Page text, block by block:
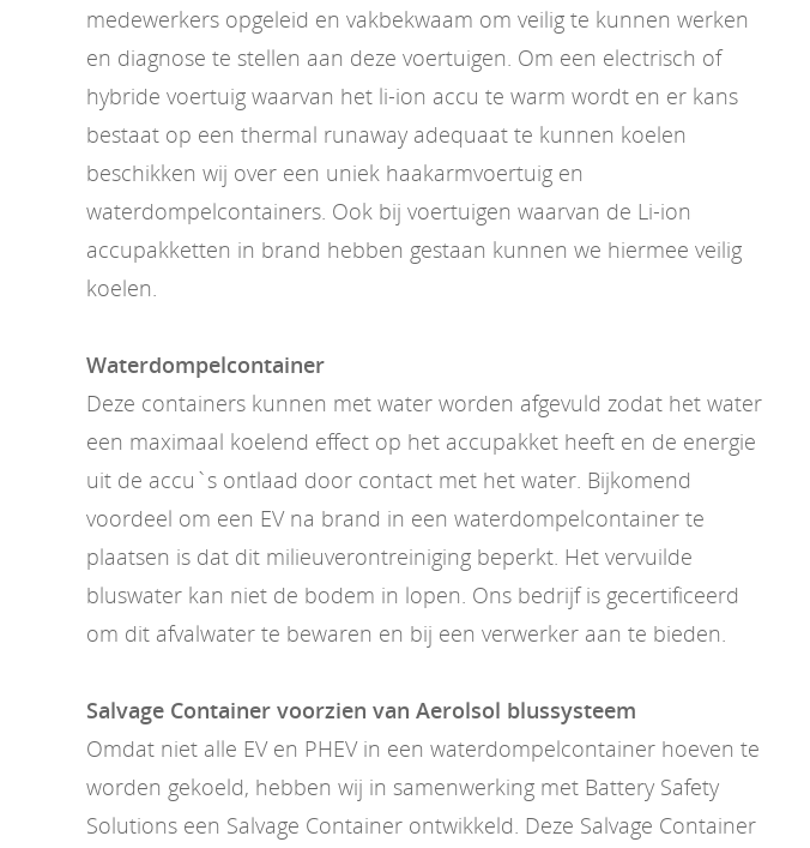
medewerkers opgeleid en vakbekwaam om veilig te kunnen werken
en diagnose te stellen aan deze voertuigen. Om een electrisch of
hybride voertuig waarvan het li-ion accu te warm wordt en er kans
bestaat op een thermal runaway adequaat te kunnen koelen
beschikken wij over een uniek haakarmvoertuig en
waterdompelcontainers. Ook bij voertuigen waarvan de Li-ion
accupakketten in brand hebben gestaan kunnen we hiermee veilig
koelen.
Waterdompelcontainer
Deze containers kunnen met water worden afgevuld zodat het water
een maximaal koelend effect op het accupakket heeft en de energie
uit de accu`s ontlaad door contact met het water. Bijkomend
voordeel om een EV na brand in een waterdompelcontainer te
plaatsen is dat dit milieuverontreiniging beperkt. Het vervuilde
bluswater kan niet de bodem in lopen. Ons bedrijf is gecertificeerd
om dit afvalwater te bewaren en bij een verwerker aan te bieden.
Salvage Container voorzien van Aerolsol blussysteem
Omdat niet alle EV en PHEV in een waterdompelcontainer hoeven te
worden gekoeld, hebben wij in samenwerking met Battery Safety
Solutions een Salvage Container ontwikkeld. Deze Salvage Container